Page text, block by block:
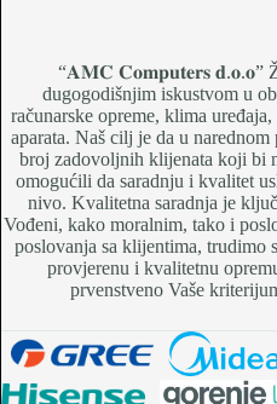
“𝐀𝐌𝐂 𝐂𝐨𝐦𝐩𝐮𝐭𝐞𝐫𝐬 𝐝.𝐨.𝐨”
dugogodišnjim iskustvom u
računarske opreme, klima
aparata. Naš cilj je da u
broj zadovoljnih klijenata koji bi
omogućili da saradnju i kvalitet
nivo. Kvalitetna saradnja je
Vođeni, kako moralnim, tako i
poslovanja sa klijentima, trudimo
provjerenu i kvalitetnu
prvenstveno Vaše